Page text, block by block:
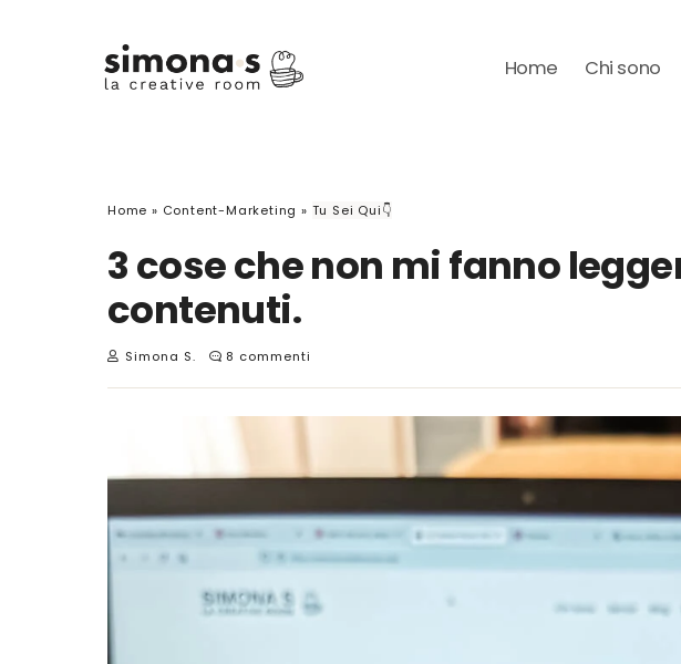
Home Chi sono
Home » Content-Marketing » Tu Sei Qui👇
3 cose che non mi fanno
contenuti.
Simona S. 8 commenti